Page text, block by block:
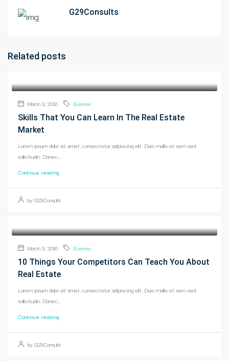
G29Consults
Related posts
March 9, 2016 Business
Skills That You Can Learn In The Real Estate
Market
Lorem ipsum dolor sit amet, consectetur adipiscing elit. Duis mollis et sem sed
sollicitudin. Donec...
Continue reading
by G29Consults
March 9, 2016 Business
10 Things Your Competitors Can Teach You About
Real Estate
Lorem ipsum dolor sit amet, consectetur adipiscing elit. Duis mollis et sem sed
sollicitudin. Donec...
Continue reading
by G29Consults